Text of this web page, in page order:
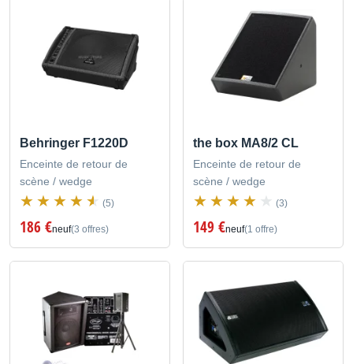
Behringer F1220D
Enceinte de retour de
scène / wedge
(5)
186 €neuf(3 offres)
the box MA8/2 CL
Enceinte de retour de
scène / wedge
(3)
149 €neuf(1 offre)